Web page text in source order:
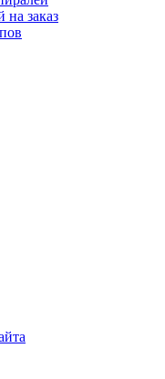
на заказ